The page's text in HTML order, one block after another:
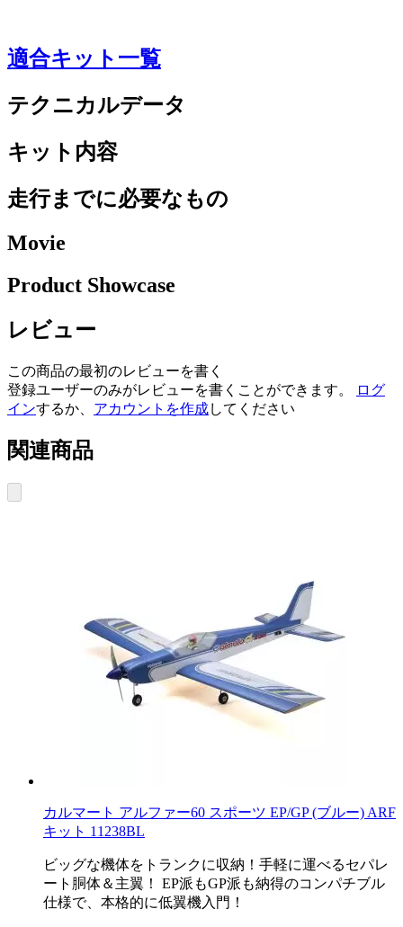
適合キット一覧
テクニカルデータ
キット内容
走行までに必要なもの
Movie
Product Showcase
レビュー
この商品の最初のレビューを書く
登録ユーザーのみがレビューを書くことができます。
ログ
インするか、 アカウントを作成してください
関連商品
カルマート アルファー60 スポーツ EP/GP (ブルー) ARF
キット 11238BL
ビッグな機体をトランクに収納！手軽に運べるセパレ
ート胴体＆主翼！ EP派もGP派も納得のコンパチブル
仕様で、本格的に低翼機入門！